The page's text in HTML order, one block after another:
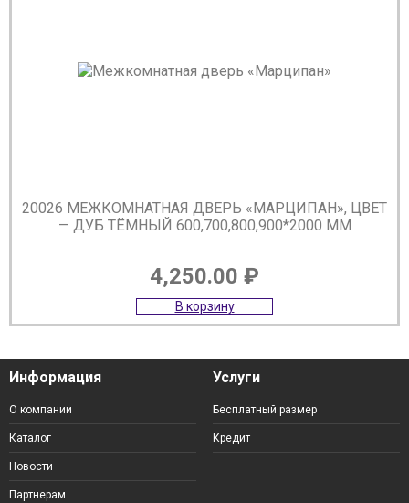
20026 МЕЖКОМНАТНАЯ ДВЕРЬ «МАРЦИПАН», ЦВЕТ
— ДУБ ТЁМНЫЙ 600,700,800,900*2000 ММ
4,250.00 ₽
В корзину
Информация
О компании
Каталог
Новости
Партнерам
Услуги
Бесплатный размер
Кредит